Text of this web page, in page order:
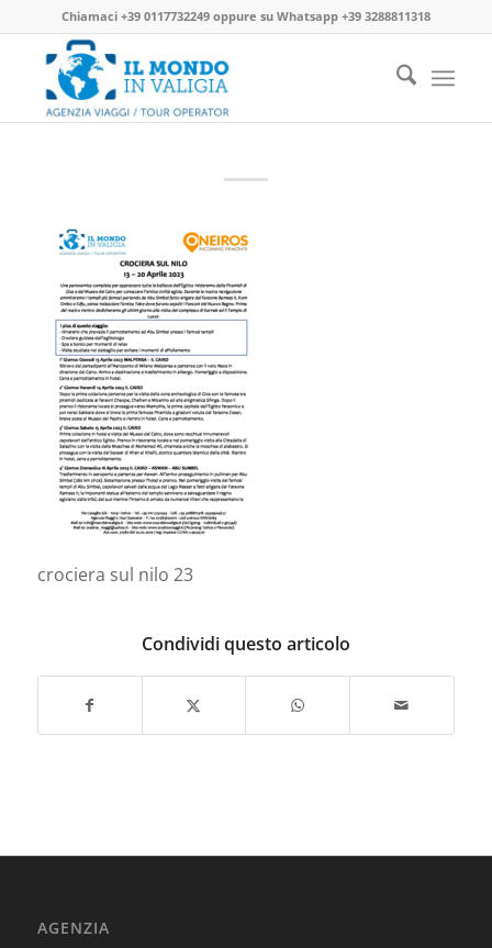
Chiamaci +39 0117732249oppure su Whatsapp +39 3288811318
crociera sul nilo 23
Condividi questo articolo
AGENZIA